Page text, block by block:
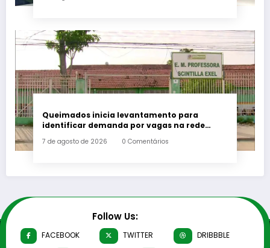
Queimados inicia levantamento para
identificar demanda por vagas na rede
7 de agosto de 2026 0 Comentários
Follow Us:
FACEBOOK TWITTER
DRIBBBLE